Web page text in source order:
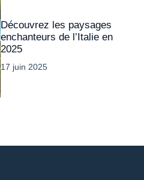
Découvrez les paysages
enchanteurs de l’Italie en
2025
17 juin 2025